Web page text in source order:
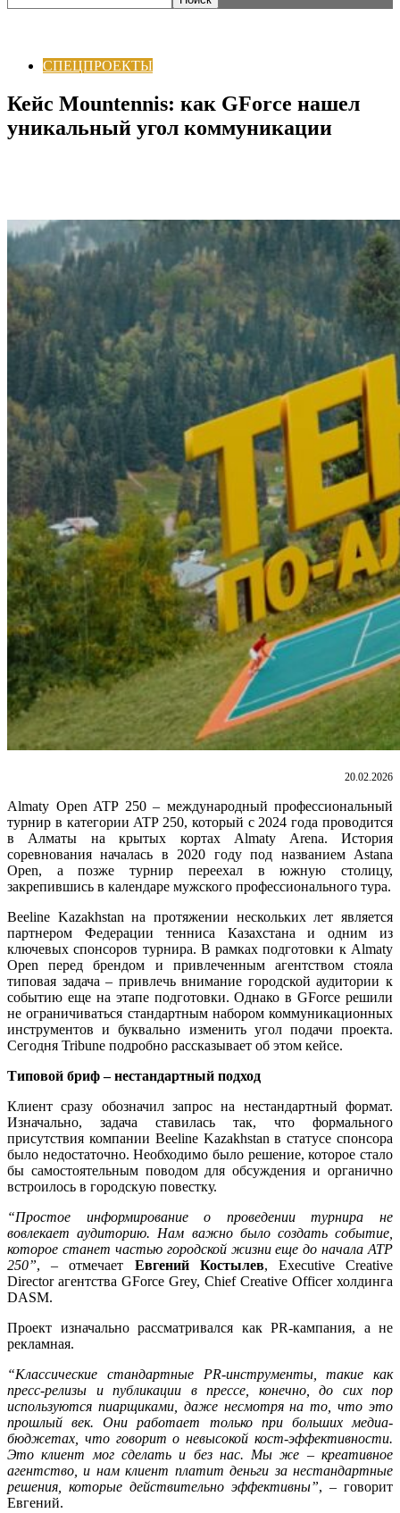
СПЕЦПРОЕКТЫ
Кейс Mountennis: как GForce нашел
уникальный угол коммуникации
20.02.2026
Almaty Open ATP 250 – международный профессиональный
турнир в категории ATP 250, который с 2024 года проводится
в Алматы на крытых кортах Almaty Arena. История
соревнования началась в 2020 году под названием Astana
Open, а позже турнир переехал в южную столицу,
закрепившись в календаре мужского профессионального тура.
Beeline Kazakhstan на протяжении нескольких лет является
партнером Федерации тенниса Казахстана и одним из
ключевых спонсоров турнира. В рамках подготовки к Almaty
Open перед брендом и привлеченным агентством стояла
типовая задача – привлечь внимание городской аудитории к
событию еще на этапе подготовки. Однако в GForce решили
не ограничиваться стандартным набором коммуникационных
инструментов и буквально изменить угол подачи проекта.
Сегодня Tribune подробно рассказывает об этом кейсе.
Типовой бриф – нестандартный подход
Клиент сразу обозначил запрос на нестандартный формат.
Изначально, задача ставилась так, что формального
присутствия компании Beeline Kazakhstan в статусе спонсора
было недостаточно. Необходимо было решение, которое стало
бы самостоятельным поводом для обсуждения и органично
встроилось в городскую повестку.
“Простое информирование о проведении турнира не
вовлекает аудиторию. Нам важно было создать событие,
которое станет частью городской жизни еще до начала ATP
250”, – отмечает Евгений Костылев, Executive Creative
Director агентства GForce Grey, Chief Creative Officer холдинга
DASM.
Проект изначально рассматривался как PR-кампания, а не
рекламная.
“Классические стандартные PR-инструменты, такие как
пресс-релизы и публикации в прессе, конечно, до сих пор
используются пиарщиками, даже несмотря на то, что это
прошлый век. Они работает только при больших медиа-
бюджетах, что говорит о невысокой кост-эффективности.
Это клиент мог сделать и без нас. Мы же – креативное
агентство, и нам клиент платит деньги за нестандартные
решения, которые действительно эффективны”, – говорит
Евгений.